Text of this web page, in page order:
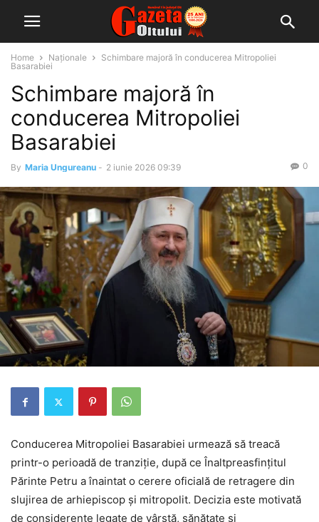
Home Naționale
Schimbare majoră în conducerea Mitropoliei
Basarabiei
Schimbare majoră în
conducerea Mitropoliei
Basarabiei
By Maria Ungureanu - 2 iunie 2026 09:39 0
Conducerea Mitropoliei Basarabiei urmează să treacă
printr-o perioadă de tranziție, după ce Înaltpreasfințitul
Părinte Petru a înaintat o cerere oficială de retragere din
slujirea de arhiepiscop și mitropolit. Decizia este motivată
de considerente legate de vârstă, sănătate și